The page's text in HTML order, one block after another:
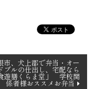
市、犬上郡で弁当・オー
ブルの仕出し、宅配なら
遊膳くらま堂」 学校関
係者様おススメお弁当